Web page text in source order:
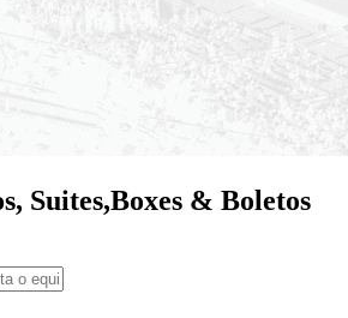
Suites,Boxes & Boletos